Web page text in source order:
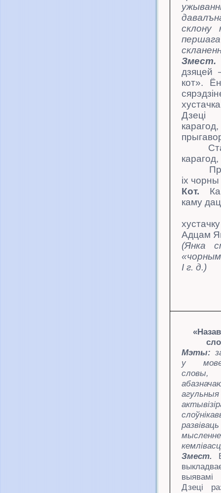
склону
першага
Змест.
дзяцей
кот».
карагод,
карагод,
іх чорны
Кот.
каму
Адцам
(Янка
Іг. д.)
Мэты:
у
Змест.
выявамі
Дзеці